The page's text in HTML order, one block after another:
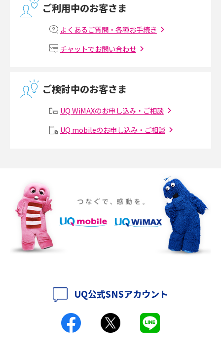
マンションで光回線の利用を始める手順は？設備状況の確認方法も解説
Wi-Fiルーターの設定方法をわかりやすく解説！事前に準備すべきものも紹
無線LANとは？メリット・デメリットや接続方法を解説
メッシュWi-Fiとは？仕組みやメリット・デメリット、中継機との違いを解
ポケット型Wi-Fiをレンタルするメリットとは？選び方や向いている方の特
徴も紹介
持ち運びできるポケット型Wi-Fiのおススメの選び方は？メリット・デメリ
ットも紹介
ポケット型Wi-Fiとは？通信の仕組みやメリット・デメリットを解説
工事不要！置くだけWi-Fiの特徴は？メリット・デメリットや選び方を解説
ご利用中のお客さま
よくあるご質問・各種お手続き
チャットでお問い合わせ
ご検討中のお客さま
UQ WiMAXのお申し込み・ご相談
UQ mobileのお申し込み・ご相談
UQ公式SNSアカウント